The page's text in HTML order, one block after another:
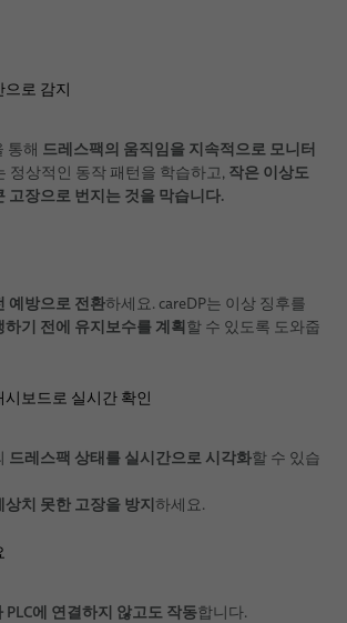
으로 감지
통해 드레스팩의 움직임을 지속적으로 모니터
정상적인 동작 패턴을 학습하고, 작은 이상도
고장으로 번지는 것을 막습니다.
예방으로 전환하세요. careDP는 이상 징후를
하기 전에 유지보수를 계획할 수 있도록 도와줍
보드로 실시간 확인
드레스팩 상태를 실시간으로 시각화할 수 있습
치 못한 고장을 방지하세요.
PLC에 연결하지 않고도 작동합니다.